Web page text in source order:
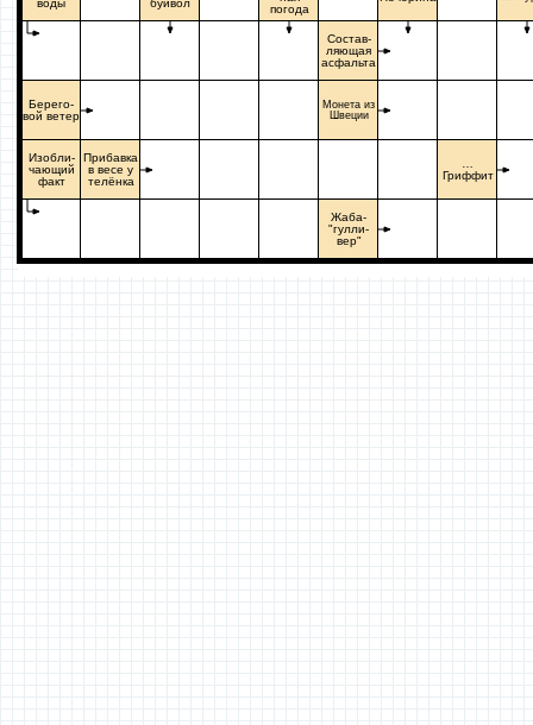
воды
Берего-
вой ветер
Изобли-
чающий
факт
Прибавка
в весе у
телёнка
буйвол
погода
Состав-
ляющая
асфальта
Монета из
Швеции
Жаба-
"гулли-
вер"
Гриффит